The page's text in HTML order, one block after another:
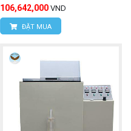
106,642,000 VND
ĐẶT MUA